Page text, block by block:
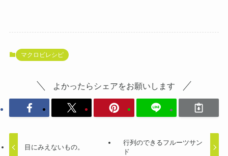
マクロビレシピ
よかったらシェアをお願いします
目にみえないもの。
行列のできるフルーツサン
ド